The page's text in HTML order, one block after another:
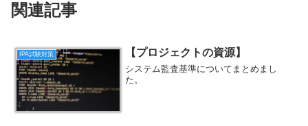
関連記事
IPA試験対策 【プロジェクトの資源】
システム監査基準についてまとめまし
た。